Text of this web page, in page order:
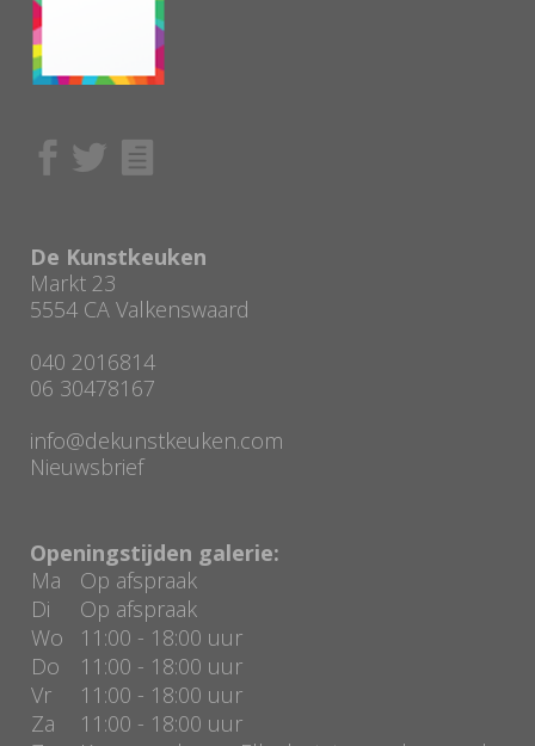
De Kunstkeuken
Markt 23
5554 CA Valkenswaard
040 2016814
06 30478167
info@dekunstkeuken.com
Nieuwsbrief
Openingstijden galerie:
Ma
Op afspraak
Di
Op afspraak
Wo
11:00 - 18:00 uur
Do
11:00 - 18:00 uur
Vr
11:00 - 18:00 uur
Za
11:00 - 18:00 uur